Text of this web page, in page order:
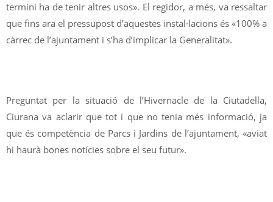
termini ha de tenir altres usos». El regidor, a més, va ressaltar
que fins ara el pressupost d’aquestes instal·lacions és «100% a
càrrec de l’ajuntament i s’ha d’implicar la Generalitat».
Preguntat per la situació de l’Hivernacle de la Ciutadella,
Ciurana va aclarir que tot i que no tenia més informació, ja
que és competència de Parcs i Jardins de l’ajuntament, «aviat
hi haurà bones notícies sobre el seu futur».